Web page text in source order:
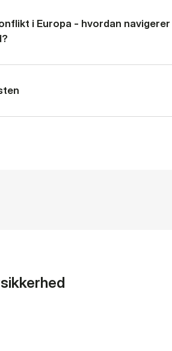
i Europa - hvordan navigerer